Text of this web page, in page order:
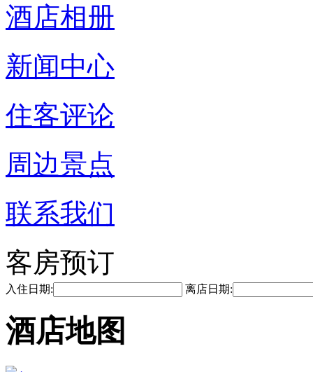
酒店相册
新闻中心
住客评论
周边景点
联系我们
客房预订
入住日期: 离店日期:
酒店地图